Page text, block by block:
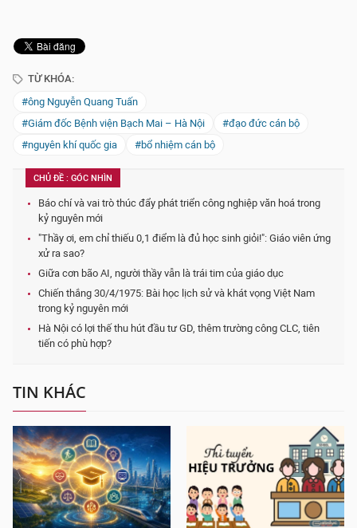
TỪ KHÓA:
#ông Nguyễn Quang Tuấn
#Giám đốc Bệnh viện Bạch Mai – Hà Nội
#đạo đức cán bộ
#nguyên khí quốc gia
#bổ nhiệm cán bộ
CHỦ ĐỀ : GÓC NHÌN
Báo chí và vai trò thúc đẩy phát triển công nghiệp văn hoá trong
kỷ nguyên mới
"Thầy ơi, em chỉ thiếu 0,1 điểm là đủ học sinh giỏi!": Giáo viên ứng
xử ra sao?
Giữa cơn bão AI, người thầy vẫn là trái tim của giáo dục
Chiến thắng 30/4/1975: Bài học lịch sử và khát vọng Việt Nam
trong kỷ nguyên mới
Hà Nội có lợi thế thu hút đầu tư GD, thêm trường công CLC, tiên
tiến có phù hợp?
TIN KHÁC